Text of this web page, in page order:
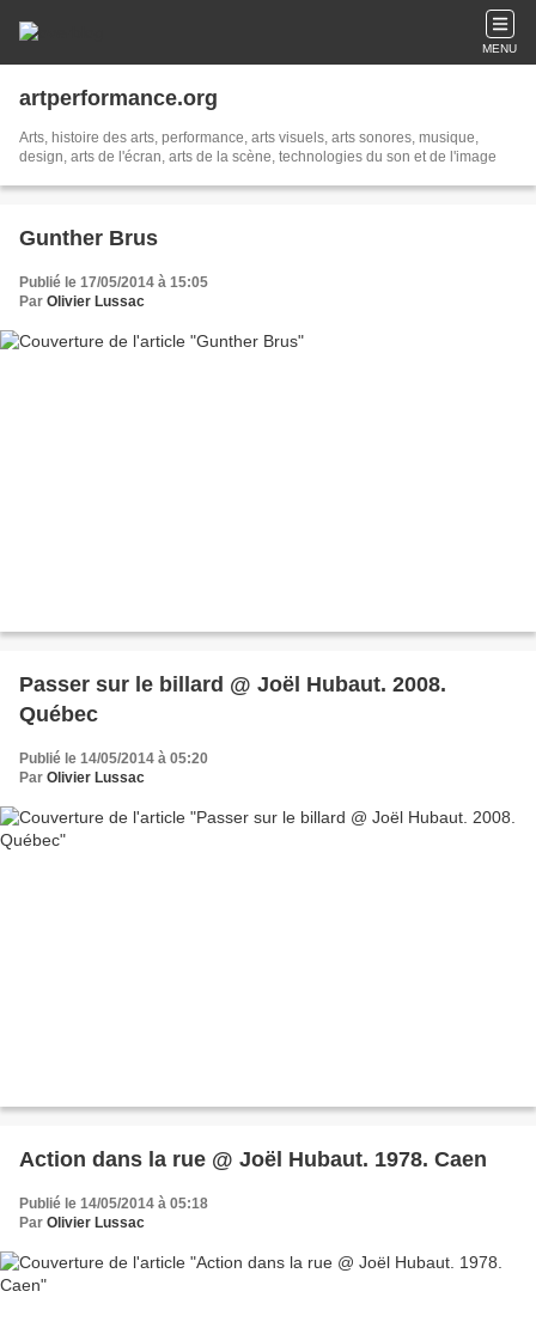
MENU
artperformance.org
Arts, histoire des arts, performance, arts visuels, arts sonores, musique,
design, arts de l'écran, arts de la scène, technologies du son et de l'image
Gunther Brus
Publié le 17/05/2014 à 15:05
Par Olivier Lussac
Passer sur le billard @ Joël Hubaut. 2008.
Québec
Publié le 14/05/2014 à 05:20
Par Olivier Lussac
Action dans la rue @ Joël Hubaut. 1978. Caen
Publié le 14/05/2014 à 05:18
Par Olivier Lussac